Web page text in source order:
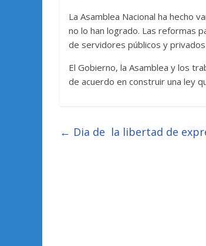
La Asamblea Nacional ha hecho
no lo han logrado. Las reformas
de servidores públicos y
El Gobierno, la Asamblea y los
de acuerdo en construir una ley
← Dia de la libertad de